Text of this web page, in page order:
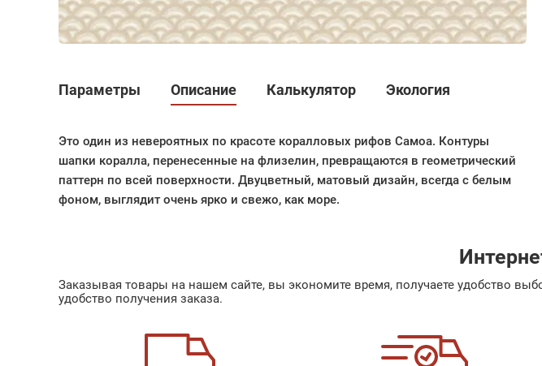
Параметры Описание Калькулятор Экология
Это один из невероятных по красоте коралловых рифов Самоа. Контуры
шапки коралла, перенесенные на флизелин, превращаются в геометрический
паттерн по всей поверхности. Двуцветный, матовый дизайн, всегда с белым
фоном, выглядит очень ярко и свежо, как море.
Заказывая товары на нашем сайте, вы экономите время, получаете удобство
удобство получения заказа.